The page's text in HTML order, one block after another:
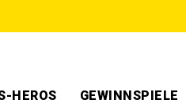
HEROS GEWINNSPIELE